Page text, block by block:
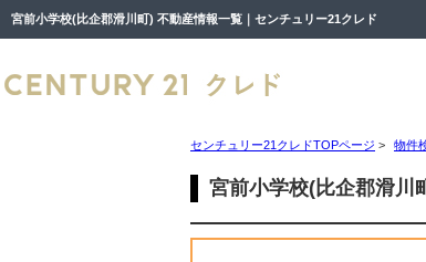
宮前小学校(比企郡滑川町) 不動産情報一覧｜センチュリー21クレド
センチュリー21クレドTOPページ > 物件
宮前小学校(比企郡滑川